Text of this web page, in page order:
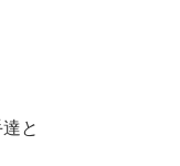
と